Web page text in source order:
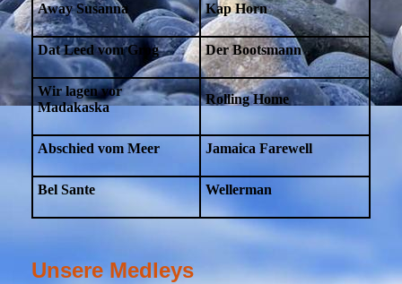
Away Susanna Kap Horn
Dat Leed vom Grog Der Bootsmann
Wir lagen vor
Madakaska
Rolling Home
Abschied vom Meer Jamaica Farewell
Bel Sante Wellerman
Unsere Medleys